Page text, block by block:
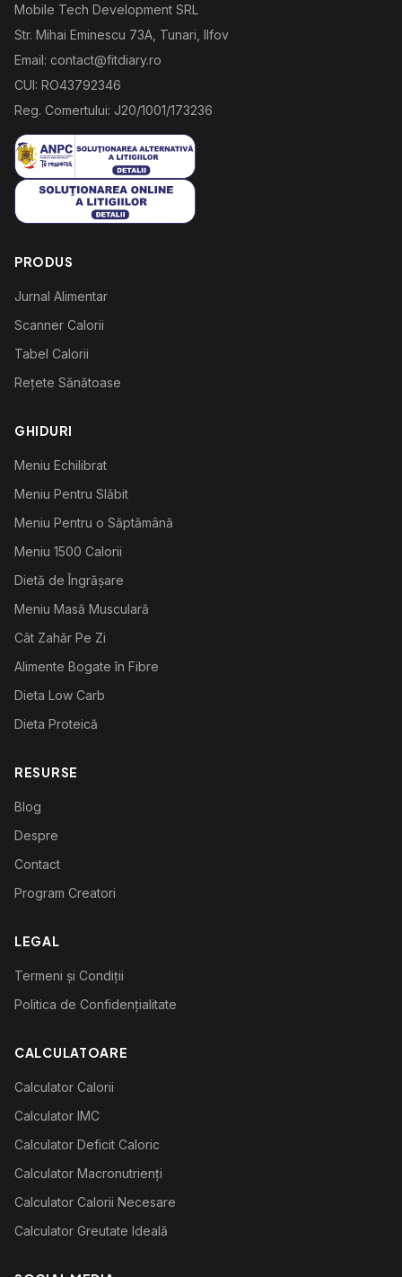
Mobile Tech Development SRL
Str. Mihai Eminescu 73A, Tunari, Ilfov
Email: contact@fitdiary.ro
CUI: RO43792346
Reg. Comertului: J20/1001/173236
PRODUS
Jurnal Alimentar
Scanner Calorii
Tabel Calorii
Rețete Sănătoase
GHIDURI
Meniu Echilibrat
Meniu Pentru Slăbit
Meniu Pentru o Săptămână
Meniu 1500 Calorii
Dietă de Îngrășare
Meniu Masă Musculară
Cât Zahăr Pe Zi
Alimente Bogate în Fibre
Dieta Low Carb
Dieta Proteică
RESURSE
Blog
Despre
Contact
Program Creatori
LEGAL
Termeni și Condiții
Politica de Confidențialitate
CALCULATOARE
Calculator Calorii
Calculator IMC
Calculator Deficit Caloric
Calculator Macronutrienți
Calculator Calorii Necesare
Calculator Greutate Ideală